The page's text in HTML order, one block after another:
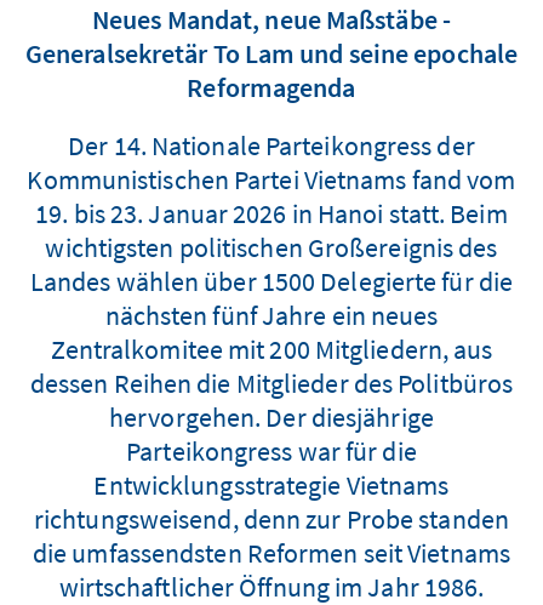
Neues Mandat, neue Maßstäbe -
Generalsekretär To Lam und seine epochale
Reformagenda
Der 14. Nationale Parteikongress der
Kommunistischen Partei Vietnams fand vom
19. bis 23. Januar 2026 in Hanoi statt. Beim
wichtigsten politischen Großereignis des
Landes wählen über 1500 Delegierte für die
nächsten fünf Jahre ein neues
Zentralkomitee mit 200 Mitgliedern, aus
dessen Reihen die Mitglieder des Politbüros
hervorgehen. Der diesjährige
Parteikongress war für die
Entwicklungsstrategie Vietnams
richtungsweisend, denn zur Probe standen
die umfassendsten Reformen seit Vietnams
wirtschaftlicher Öffnung im Jahr 1986.